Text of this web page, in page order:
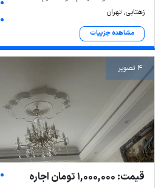
زهتابی, تهران
مشاهده جزییات
4 تصویر
قیمت: 1,000,000 تومان اجاره